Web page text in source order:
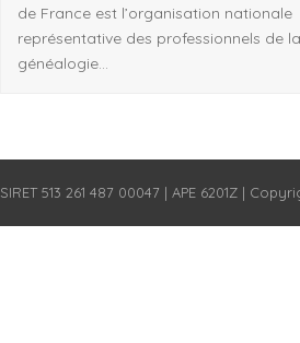
de France est l’organisation nationale
représentative des professionnels de la
généalogie…
SIRET 513 261 487 00047 | APE 6201Z |